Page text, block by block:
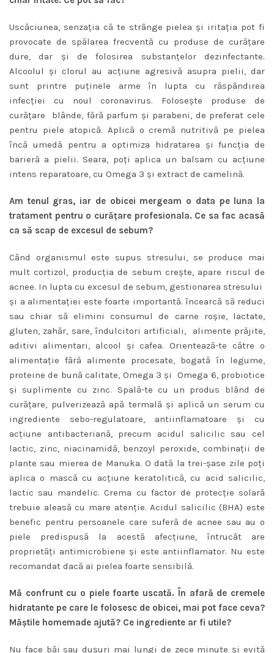
Uscăciunea, senzaţia că te strânge pielea şi iritaţia pot fi
provocate de spălarea frecventă cu produse de curăţare
dure, dar şi de folosirea substanţelor dezinfectante.
Alcoolul şi clorul au acţiune agresivă asupra pielii, dar
sunt printre puţinele arme în lupta cu răspândirea
infecţiei cu noul coronavirus. Foloseşte produse de
curăţare blânde, fără parfum şi parabeni, de preferat cele
pentru piele atopică. Aplică o cremă nutritivă pe pielea
încă umedă pentru a optimiza hidratarea şi funcţia de
barieră a pielii. Seara, poţi aplica un balsam cu acţiune
intens reparatoare, cu Omega 3 şi extract de camelină.
Am tenul gras, iar de obicei mergeam o data pe luna la
tratament pentru o curăţare profesionala. Ce sa fac acasă
ca să scap de excesul de sebum?
Când organismul este supus stresului, se produce mai
mult cortizol, producţia de sebum creşte, apare riscul de
acnee. In lupta cu excesul de sebum, gestionarea stresului
și a alimentaţiei este foarte importantă. încearcă să reduci
sau chiar să elimini consumul de carne roşie, lactate,
gluten, zahăr, sare, îndulcitori artificiali, alimente prăjite,
aditivi alimentari, alcool şi cafea. Orientează-te către o
alimentaţie fără alimente procesate, bogată în legume,
proteine de bună calitate, Omega 3 şi Omega 6, probiotice
şi suplimente cu zinc. Spală-te cu un produs blând de
curăţare, pulverizează apă termală şi aplică un serum cu
ingrediente sebo-regulatoare, antiinflamatoare şi cu
acţiune antibacteriană, precum acidul salicilic sau cel
lactic, zinc, niacinamidă, benzoyl peroxide, combinaţii de
plante sau mierea de Manuka. O dată la trei-şase zile poţi
aplica o mască cu acţiune keratolitică, cu acid salicilic,
lactic sau mandelic. Crema cu factor de protecţie solară
trebuie aleasă cu mare atenţie. Acidul salicilic (BHA) este
benefic pentru persoanele care suferă de acnee sau au o
piele predispusă la acestă afecţiune, întrucât are
proprietăţi antimicrobiene şi este antiinflamator. Nu este
recomandat dacă ai pielea foarte sensibilă.
Mă confrunt cu o piele foarte uscată. În afară de cremele
hidratante pe care le folosesc de obicei, mai pot face ceva?
Măştile homemade ajută? Ce ingrediente ar fi utile?
Nu face băi sau duşuri mai lungi de zece minute şi evită